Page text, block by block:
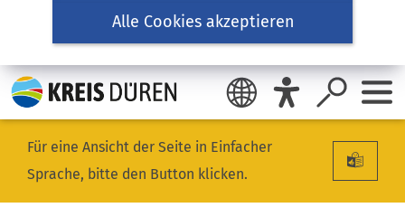
Alle Cookies akzeptieren
Für eine Ansicht der Seite in Einfacher
Sprache, bitte den Button klicken.